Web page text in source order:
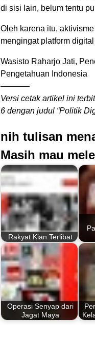
di sisi lain, belum tentu
Oleh karena itu,
mengingat platform
Wasisto Raharjo Jati,
Pengetahuan Indonesia
———–
Versi cetak artikel ini
6 dengan judul “Politik
nih tulisan
Masih mau
Rakyat Kian Terlibat
Operasi Senyap dari
Jagat Maya